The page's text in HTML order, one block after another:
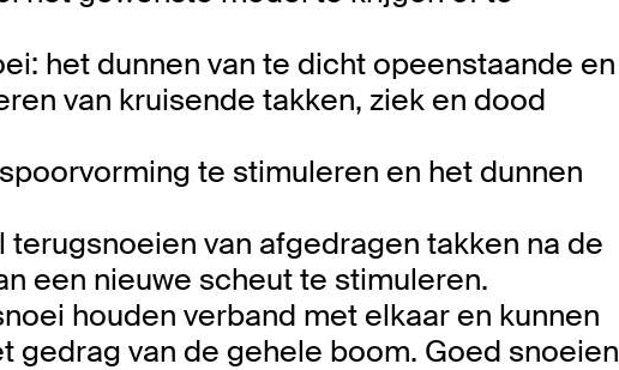
het dunnen van te dicht opeenstaande en
van kruisende takken, ziek en dood
te stimuleren en het dunnen
van afgedragen takken na de
een nieuwe scheut te stimuleren.
houden verband met elkaar en kunnen
gedrag van de gehele boom. Goed snoeien